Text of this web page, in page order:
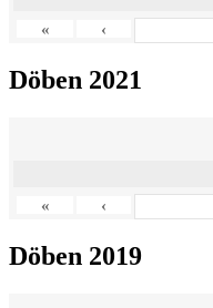
« ‹
Döben 2021
« ‹
Döben 2019